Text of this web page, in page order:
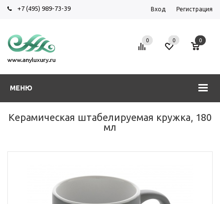
+7 (495) 989-73-39 Вход Регистрация
МЕНЮ
0 0 0
Керамическая штабелируемая кружка, 180
мл